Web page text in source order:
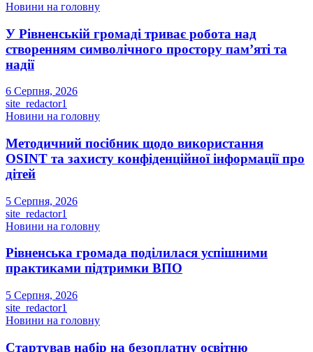
Новини на головну
У Рівненській громаді триває робота над
створенням символічного простору пам’яті та
надії
6 Серпня, 2026
site_redactor1
Новини на головну
Методичний посібник щодо використання
OSINT та захисту конфіденційної інформації про
дітей
5 Серпня, 2026
site_redactor1
Новини на головну
Рівненська громада поділилася успішними
практиками підтримки ВПО
5 Серпня, 2026
site_redactor1
Новини на головну
Стартував набір на безоплатну освітню